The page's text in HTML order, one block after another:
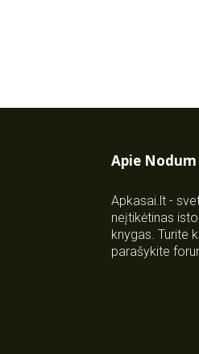
Apie Nodum
Apkasai.lt -
neįtikėtinas
knygas. Turite
parašykite